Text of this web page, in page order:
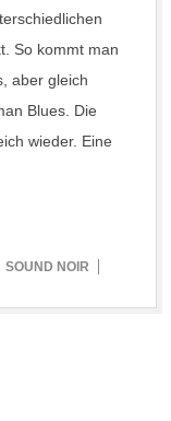
So kommt man
aber gleich
Blues. Die
wieder. Eine
SOUND NOIR